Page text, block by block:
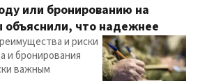
или бронированию на
объяснили, что надежнее
и риски
и бронирования
важным